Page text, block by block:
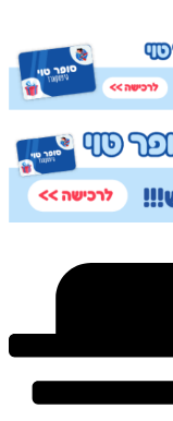
2 דינו נאבקים: כל גולגולת T-Rex מגיעה עם 2 דינו
המסיבית הזו עמוסה
ביצי ריסוק,